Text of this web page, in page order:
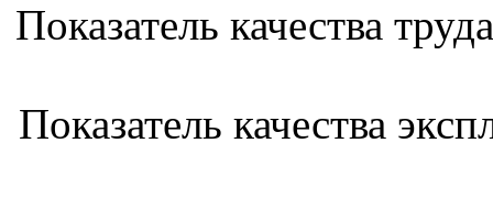
Показатель качества
Показатель качества